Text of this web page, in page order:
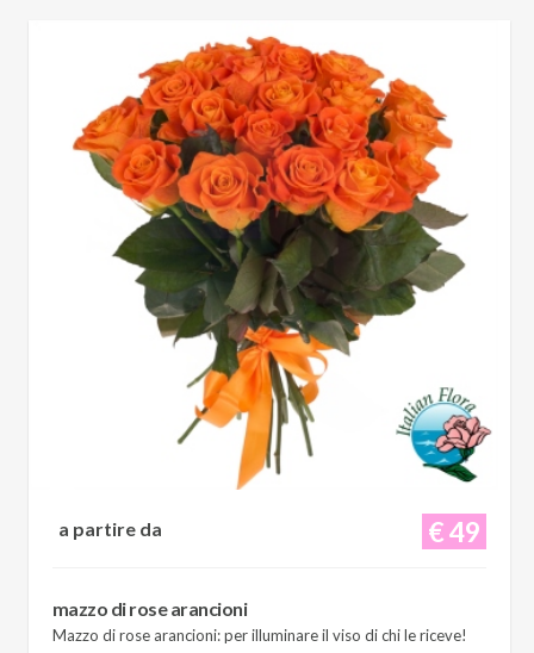
€ 49
a partire da
mazzo di rose arancioni
Mazzo di rose arancioni: per illuminare il viso di chi le riceve!